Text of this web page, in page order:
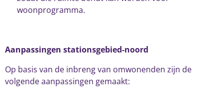
woonprogramma.
Aanpassingen stationsgebied-noord
Op basis van de inbreng van omwonenden zijn de
volgende aanpassingen gemaakt: